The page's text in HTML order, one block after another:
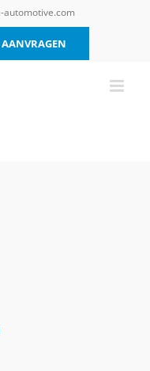
automotive.com
AANVRAGEN